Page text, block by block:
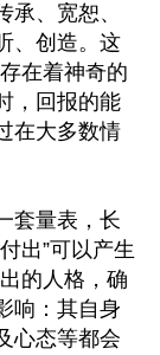
、宽恕、
、创造。这
在着神奇的
，回报的能
在大多数情
套量表，长
出”可以产生
的人格，确
响：其自身
心态等都会